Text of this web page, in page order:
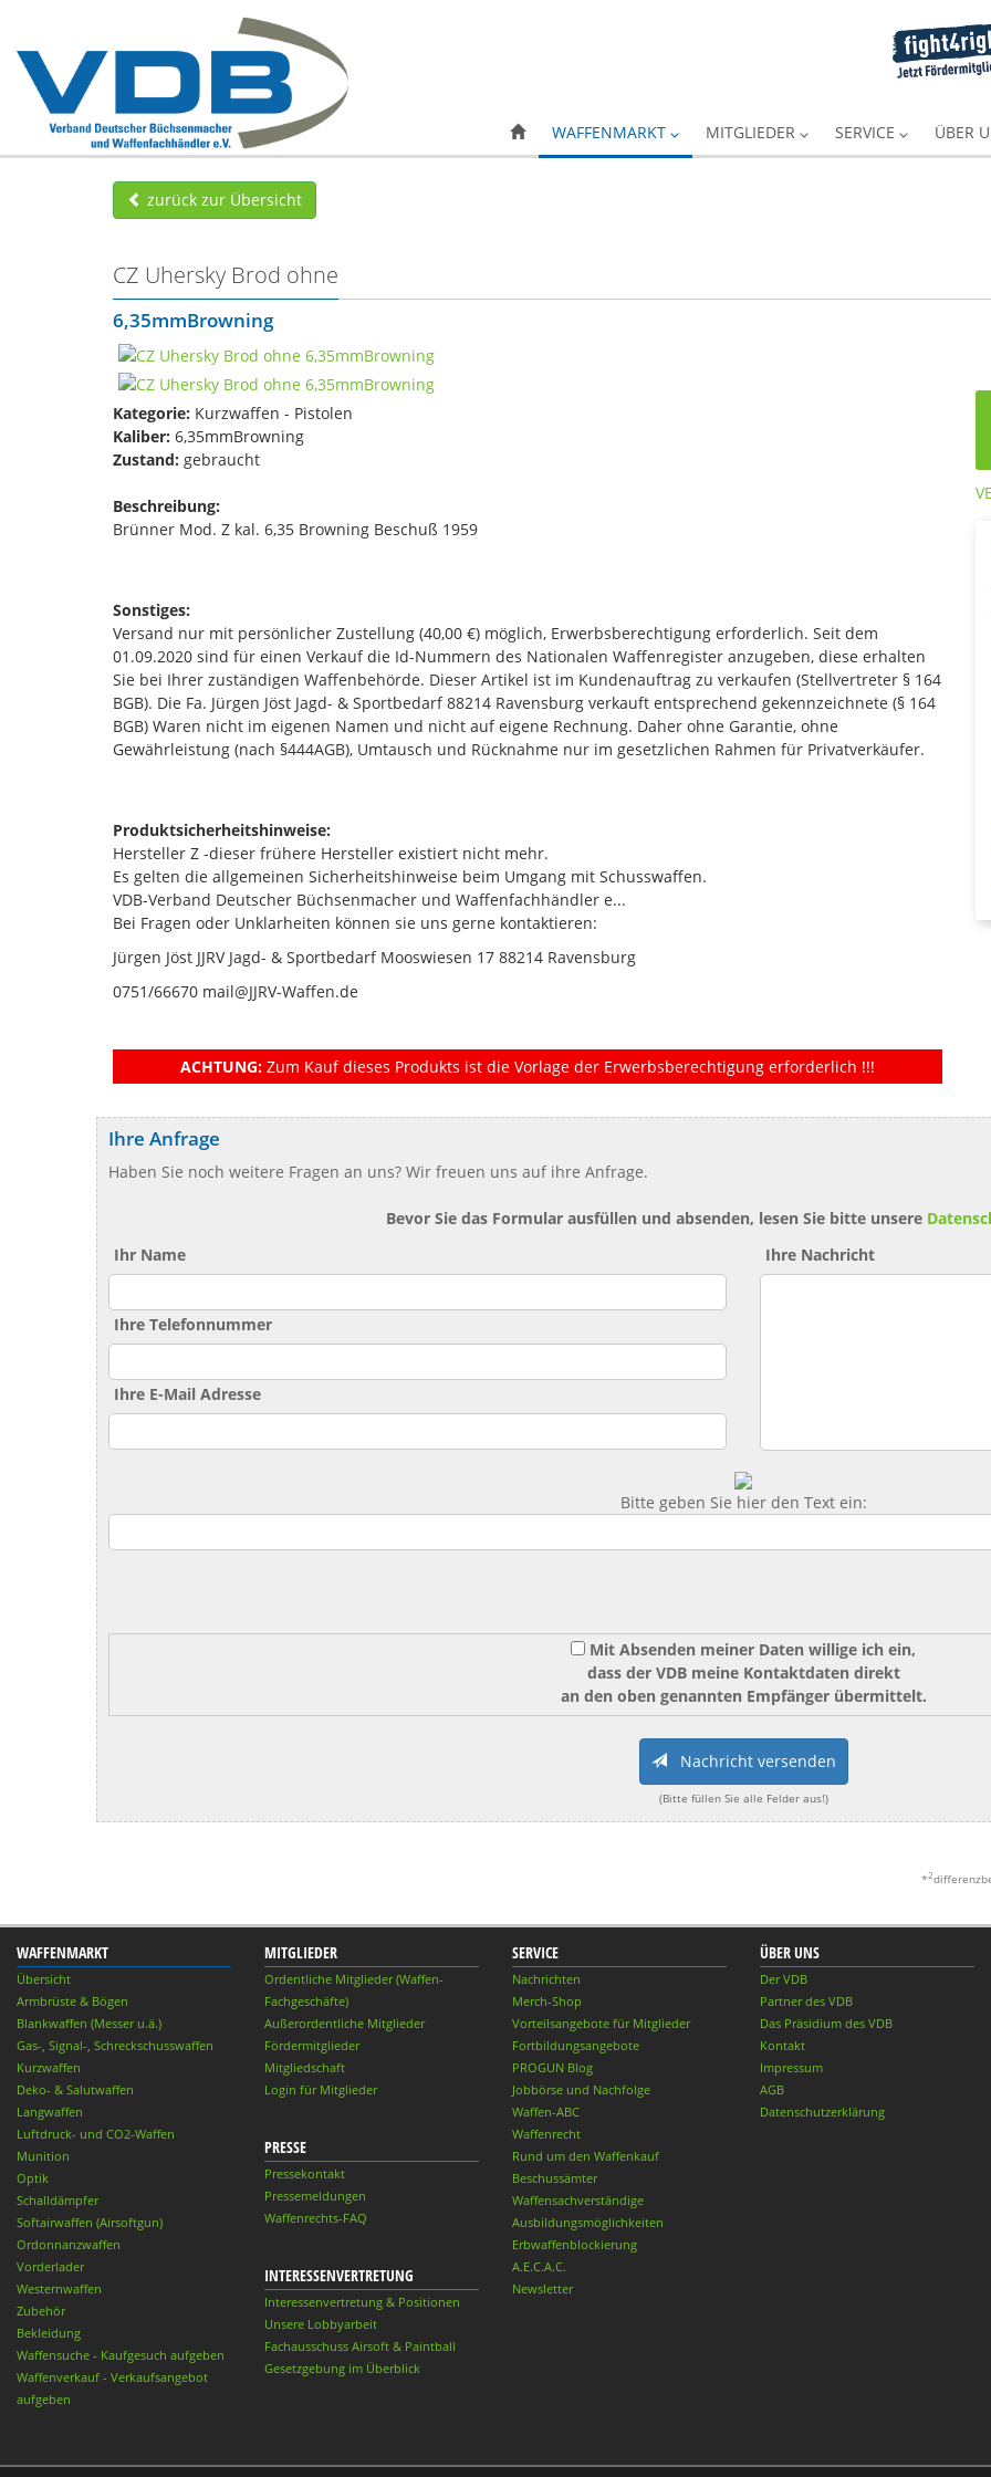
WAFFENMARKT MITGLIEDER SERVICE ÜBER
zurück zur Übersicht
CZ Uhersky Brod ohne
6,35mmBrowning
Kategorie: Kurzwaffen - Pistolen
Kaliber: 6,35mmBrowning
Zustand: gebraucht
Beschreibung:
Brünner Mod. Z kal. 6,35 Browning Beschuß 1959
Sonstiges:
Versand nur mit persönlicher Zustellung (40,00 €) möglich, Erwerbsberechtigung erforderlich. Seit dem
01.09.2020 sind für einen Verkauf die Id-Nummern des Nationalen Waffenregister anzugeben, diese erhalten
Sie bei Ihrer zuständigen Waffenbehörde. Dieser Artikel ist im Kundenauftrag zu verkaufen (Stellvertreter § 164
BGB). Die Fa. Jürgen Jöst Jagd- & Sportbedarf 88214 Ravensburg verkauft entsprechend gekennzeichnete (§ 164
BGB) Waren nicht im eigenen Namen und nicht auf eigene Rechnung. Daher ohne Garantie, ohne
Gewährleistung (nach §444AGB), Umtausch und Rücknahme nur im gesetzlichen Rahmen für Privatverkäufer.
Produktsicherheitshinweise:
Hersteller Z -dieser frühere Hersteller existiert nicht mehr.
Es gelten die allgemeinen Sicherheitshinweise beim Umgang mit Schusswaffen.
VDB-Verband Deutscher Büchsenmacher und Waffenfachhändler e...
Bei Fragen oder Unklarheiten können sie uns gerne kontaktieren:
Jürgen Jöst JJRV Jagd- & Sportbedarf Mooswiesen 17 88214 Ravensburg
0751/66670 mail@JJRV-Waffen.de
ACHTUNG: Zum Kauf dieses Produkts ist die Vorlage der Erwerbsberechtigung erforderlich !!!
Ihre Anfrage
Haben Sie noch weitere Fragen an uns? Wir freuen uns auf ihre Anfrage.
Bevor Sie das Formular ausfüllen und absenden, lesen Sie bitte unsere
Ihr Name
Ihre Telefonnummer
Ihre E-Mail Adresse
Ihre Nachricht
Bitte geben Sie hier den Text ein:
Mit Absenden meiner Daten willige ich ein,
dass der VDB meine Kontaktdaten direkt
an den oben genannten Empfänger übermittelt.
Nachricht versenden
(Bitte füllen Sie alle Felder aus!)
*2
WAFFENMARKT
Übersicht
Armbrüste & Bögen
Blankwaffen (Messer u.ä.)
Gas-, Signal-, Schreckschusswaffen
Kurzwaffen
Deko- & Salutwaffen
Langwaffen
Luftdruck- und CO2-Waffen
Munition
Optik
Schalldämpfer
Softairwaffen (Airsoftgun)
Ordonnanzwaffen
Vorderlader
Westernwaffen
Zubehör
Bekleidung
Waffensuche - Kaufgesuch aufgeben
Waffenverkauf - Verkaufsangebot
aufgeben
MITGLIEDER
Ordentliche Mitglieder (Waffen-
Fachgeschäfte)
Außerordentliche Mitglieder
Fördermitglieder
Mitgliedschaft
Login für Mitglieder
PRESSE
Pressekontakt
Pressemeldungen
Waffenrechts-FAQ
INTERESSENVERTRETUNG
Interessenvertretung & Positionen
Unsere Lobbyarbeit
Fachausschuss Airsoft & Paintball
Gesetzgebung im Überblick
SERVICE
Nachrichten
Merch-Shop
Vorteilsangebote für Mitglieder
Fortbildungsangebote
PROGUN Blog
Jobbörse und Nachfolge
Waffen-ABC
Waffenrecht
Rund um den Waffenkauf
Beschussämter
Waffensachverständige
Ausbildungsmöglichkeiten
Erbwaffenblockierung
A.E.C.A.C.
Newsletter
ÜBER UNS
Der VDB
Partner des VDB
Das Präsidium des VDB
Kontakt
Impressum
AGB
Datenschutzerklärung